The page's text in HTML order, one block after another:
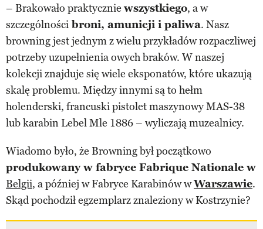
– Brakowało praktycznie wszystkiego, a w
szczególnościbroni, amunicji i paliwa. Nasz
browning jest jednym z wielu przykładów rozpaczliwej
potrzeby uzupełnienia owych braków. W naszej
kolekcji znajduje się wiele eksponatów, które ukazują
skalę problemu. Między innymi są to hełm
holenderski, francuski pistolet maszynowy MAS-38
lub karabin Lebel Mle 1886 – wyliczają muzealnicy.
Wiadomo było, że Browning był początkowo
produkowany w fabryce Fabrique Nationale w
Belgii, a później w Fabryce Karabinów wWarszawie.
Skąd pochodził egzemplarz znaleziony w Kostrzynie?